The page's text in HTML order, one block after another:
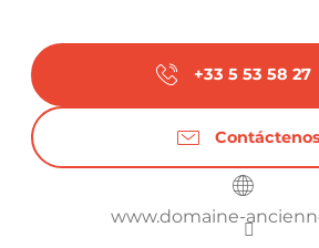
+33 5 53 58 27
www.domaine-